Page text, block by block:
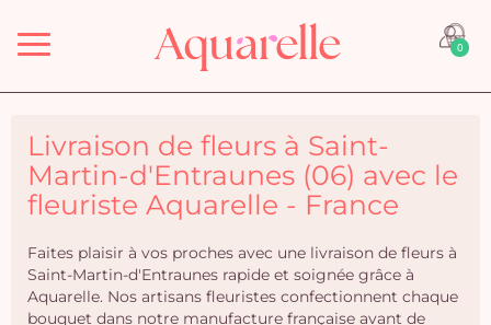
Menu 0
Livraison de fleurs à Saint-
Martin-d'Entraunes (06) avec le
fleuriste Aquarelle - France
Faites plaisir à vos proches avec une livraison de fleurs à
Saint-Martin-d'Entraunes rapide et soignée grâce à
Aquarelle. Nos artisans fleuristes confectionnent chaque
bouquet dans notre manufacture française avant de